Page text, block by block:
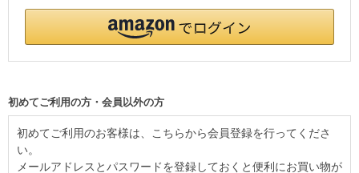
初めてご利用の方・会員以外の方
初めてご利用のお客様は、こちらから会員登録を行ってくださ
い。
メールアドレスとパスワードを登録しておくと便利にお買い物が